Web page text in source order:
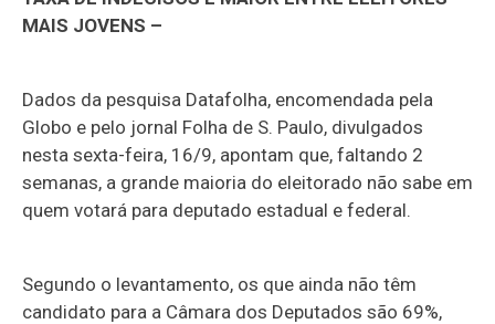
MAIS JOVENS –
Dados da pesquisa Datafolha, encomendada pela
Globo e pelo jornal Folha de S. Paulo, divulgados
nesta sexta-feira, 16/9, apontam que, faltando 2
semanas, a grande maioria do eleitorado não sabe em
quem votará para deputado estadual e federal.
Segundo o levantamento, os que ainda não têm
candidato para a Câmara dos Deputados são 69%,